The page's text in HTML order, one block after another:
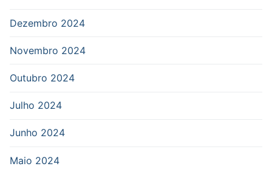
Dezembro 2024
Novembro 2024
Outubro 2024
Julho 2024
Junho 2024
Maio 2024